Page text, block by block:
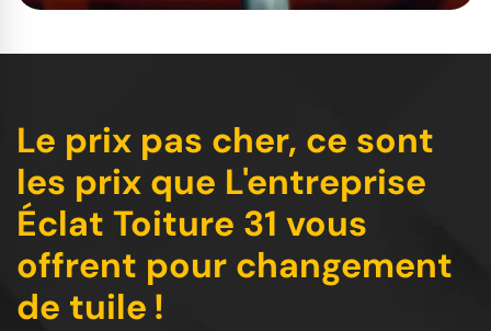
Le prix pas cher, ce sont
les prix que L'entreprise
Éclat Toiture 31 vous
offrent pour changement
de tuile !